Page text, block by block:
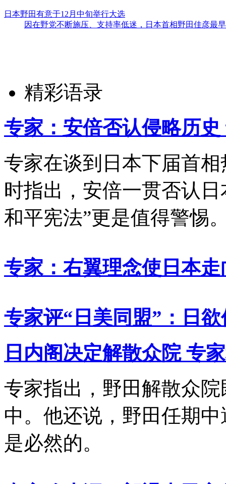
日本野田有意于12月中旬举行大选
因在野党不断施压、支持率低迷，日本首相野田佳彦最
精彩语录
专家：安倍否认侵略历
专家在谈到日本下届首
时指出，安倍一贯否认
和平宪法”更是值得警惕
专家：右翼理念使日本
专家评“日美同盟”：日
日内阁决定解散众院 专
专家指出，野田解散众
中。他还说，野田任期
是必然的。